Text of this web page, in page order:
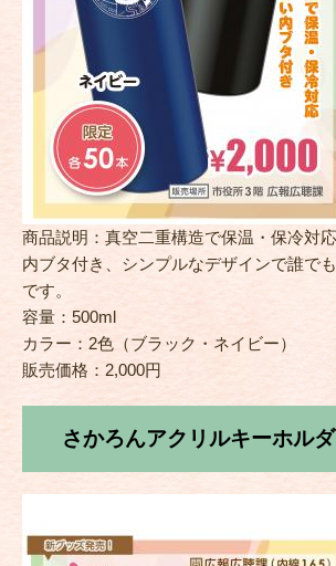
商品説明：真空二重構造で保温・保冷対
内ブタ付き、シンプルなデザインで誰で
です。
容量：500ml
カラー：2色（ブラック・ネイビー）
販売価格：2,000円
さかろんアクリルキーホル